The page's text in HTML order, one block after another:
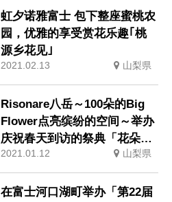
虹夕诺雅富士 包下整座蜜桃农
园，优雅的享受赏花乐趣｢桃
源乡花见｣
2021.02.13 山梨県
Risonare八岳～100朵的Big
Flower点亮缤纷的空间～举办
庆祝春天到访的祭典「花朵盛
开的回廊Risonare 2021」｜
期间：2021年4月16日〜5月16
日
2021.01.12 山梨県
在富士河口湖町举办「第22届